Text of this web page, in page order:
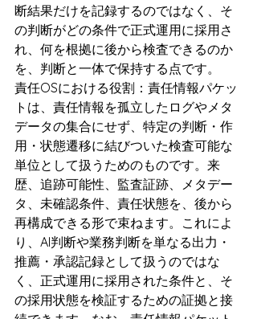
断結果だけを記録するのではなく、そ
の判断がどの条件で正式運用に採用さ
れ、何を根拠に後から検査できるのか
を、判断と一体で保持する点です。
責任OSにおける役割：責任情報パケッ
トは、責任情報を孤立したログやメタ
データの集合にせず、特定の判断・作
用・状態遷移に結びついた検査可能な
単位として扱うためのものです。来
歴、追跡可能性、監査証跡、メタデー
タ、未確認条件、責任状態を、後から
再構成できる形で束ねます。これによ
り、AI判断や業務判断を単なる出力・
推薦・承認記録として扱うのではな
く、正式運用に採用された条件と、そ
の採用状態を検証するための証拠と接